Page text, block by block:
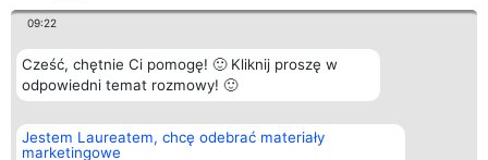
09:22
Cześć, chętnie Ci pomogę! 🙂 Kliknij proszę w
odpowiedni temat rozmowy! 🙂
Jestem Laureatem, chcę odebrać materiały
marketingowe
Organizator plebiscytu
Bright Side Solutions sp. z o.
o. sp. k.
Plebiscyt
Laureaci
Kontakt
Kontakt